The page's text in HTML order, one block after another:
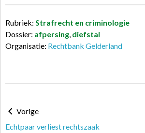
Rubriek: Strafrecht en criminologie
Dossier: afpersing, diefstal
Organisatie: Rechtbank Gelderland
Vorige
Echtpaar verliest rechtszaak